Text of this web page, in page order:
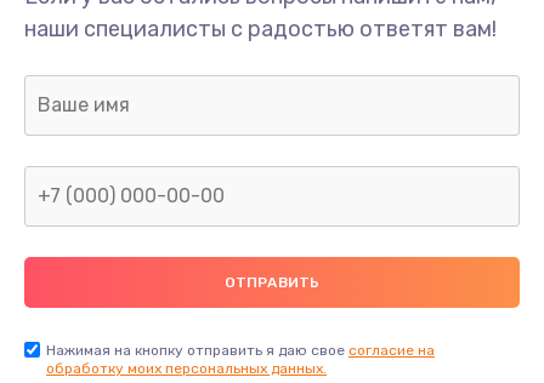
наши специалисты с радостью ответят вам!
Нажимая на кнопку отправить я даю свое согласие на
обработку моих персональных данных.